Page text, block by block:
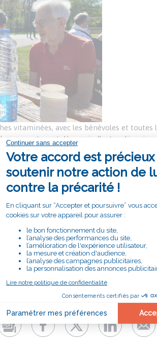
vitaminées, avec les bénévoles et
rencontres et découvrir d'autres lieux